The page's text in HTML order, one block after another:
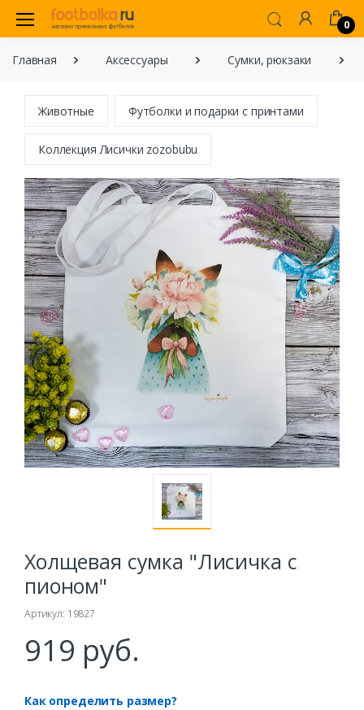
0
Главная Аксессуары Сумки, рюкзаки
Животные Футболки и подарки с принтами
Коллекция Лисички zozobubu
Холщевая сумка "Лисичка с
пионом"
Артикул: 19827
919 руб.
Как определить размер?